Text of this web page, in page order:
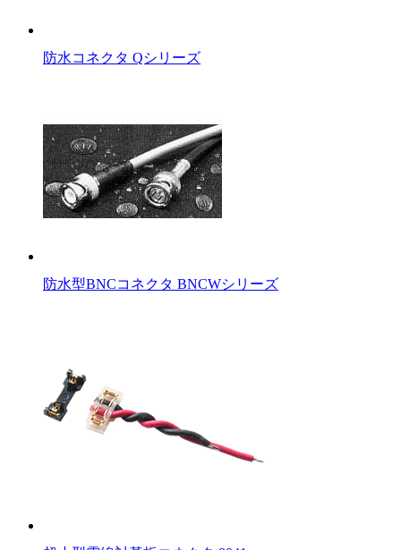
防水コネクタ Qシリーズ
防水型BNCコネクタ BNCWシリーズ